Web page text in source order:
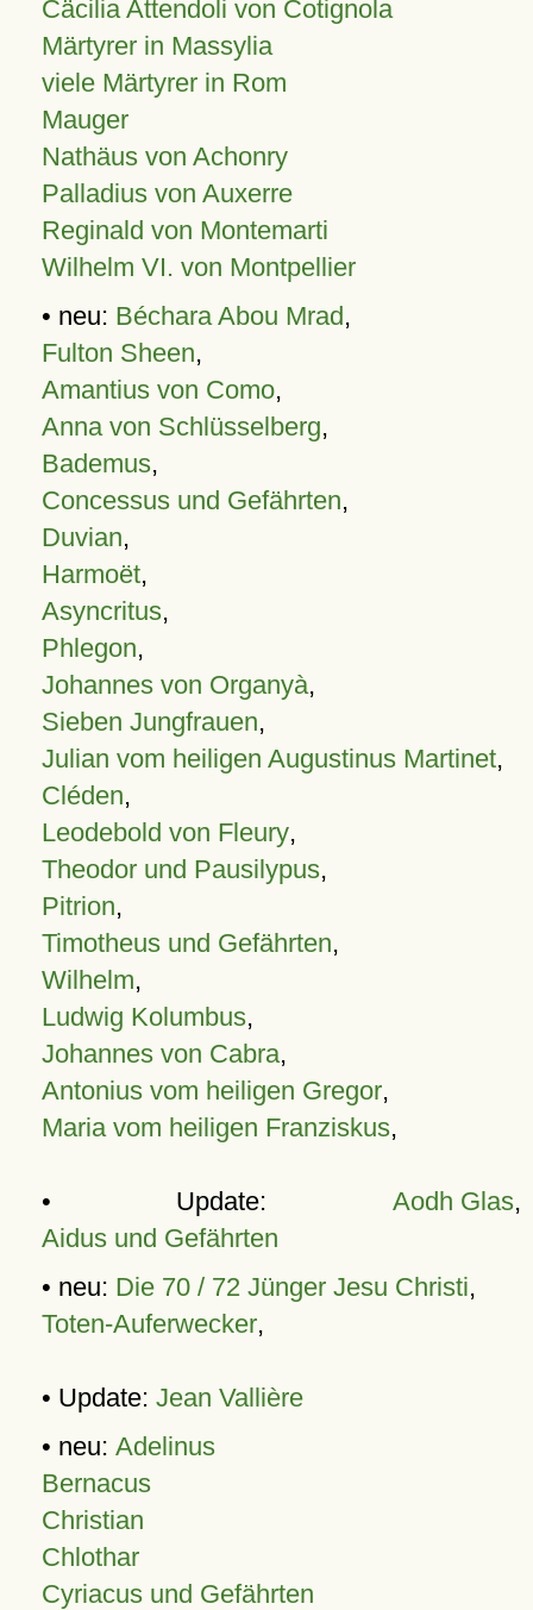
Cäcilia Attendoli von Cotignola
Märtyrer in Massylia
viele Märtyrer in Rom
Mauger
Nathäus von Achonry
Palladius von Auxerre
Reginald von Montemarti
Wilhelm VI. von Montpellier
• neu: Béchara Abou Mrad,
Fulton Sheen,
Amantius von Como,
Anna von Schlüsselberg,
Bademus,
Concessus und Gefährten,
Duvian,
Harmoët,
Asyncritus,
Phlegon,
Johannes von Organyà,
Sieben Jungfrauen,
Julian vom heiligen Augustinus Martinet,
Cléden,
Leodebold von Fleury,
Theodor und Pausilypus,
Pitrion,
Timotheus und Gefährten,
Wilhelm,
Ludwig Kolumbus,
Johannes von Cabra,
Antonius vom heiligen Gregor,
Maria vom heiligen Franziskus,
• Update: Aodh Glas,
Aidus und Gefährten
• neu: Die 70 / 72 Jünger Jesu Christi,
Toten-Auferwecker,
• Update: Jean Vallière
• neu: Adelinus
Bernacus
Christian
Chlothar
Cyriacus und Gefährten